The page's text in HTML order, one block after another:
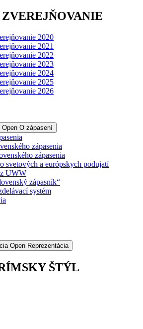
2020
2021
2022
2023
2024
2025
2026
Open O zápasení
zápasenia
zápasenia
svetových a európskych podujatí
UWW
zápasník“
systém
Open Reprezentácia
ŠTÝL